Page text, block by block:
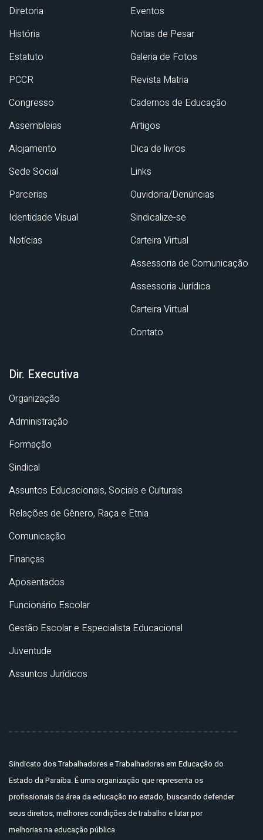
Diretoria
História
Estatuto
PCCR
Congresso
Assembleias
Alojamento
Sede Social
Parcerias
Identidade Visual
Notícias
Eventos
Notas de Pesar
Galeria de Fotos
Revista Matria
Cadernos de Educação
Artigos
Dica de livros
Links
Ouvidoria/Denúncias
Sindicalize-se
Carteira Virtual
Assessoria de Comunicação
Assessoria Jurídica
Carteira Virtual
Contato
Dir. Executiva
Organização
Administração
Formação
Sindical
Assuntos Educacionais, Sociais e Culturais
Relações de Gênero, Raça e Etnia
Comunicação
Finanças
Aposentados
Funcionário Escolar
Gestão Escolar e Especialista Educacional
Juventude
Assuntos Jurídicos
Sindicato dos Trabalhadores e Trabalhadoras em Educação do
Estado da Paraíba. É uma organização que representa os
profissionais da área da educação no estado, buscando defender
seus direitos, melhores condições de trabalho e lutar por
melhorias na educação pública.